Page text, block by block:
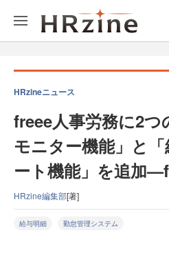
HRzineニュース
freee人事労務に2
モニター機能」と
ート機能」を追加
HRzine編集部[著]
給与明細 勤怠管理システム